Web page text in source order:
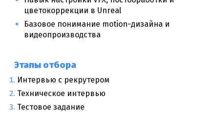
цветокоррекции в Unreal
Базовое понимание motion-дизайна и
видеопроизводства
Этапы отбора
Интервью с рекрутером
Техническое интервью
Тестовое задание